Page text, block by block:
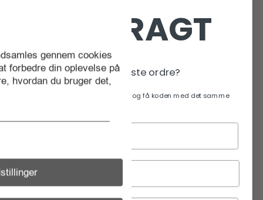
Kitchen Art
V.O.F. Kuijk
Boer Staphorst
gennem cookies
forbedre din oplevelse på
hvordan du bruger det,
FRI FRAGT
På din næste ordre?
Tilmeld dig vores nyhedsbrev og få koden med det samme